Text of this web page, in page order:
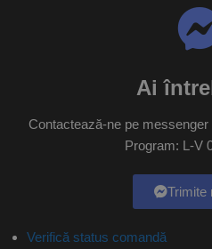
Ai
Contactează-ne pe
Program: L-V
Trimite
Verifică status comandă